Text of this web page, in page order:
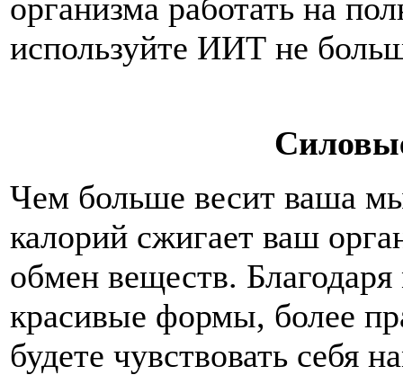
организма работать на
используйте ИИТ не
Чем больше весит ваша
калорий сжигает ваш
обмен веществ.
красивые формы, более
будете чувствовать себя